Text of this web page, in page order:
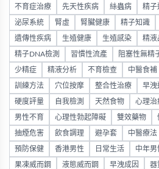
不育症治療 先天性疾病 絲蟲病 精子
泌尿系統 腎虛 腎臟健康 精子知識
遺傳性疾病 生殖健康 生殖感染 精液
精子DNA檢測 習慣性流產 阻塞性無精
少精症 精液分析 不育檢查 中醫食補
訓練方法 穴位按摩 整合性治療 早洩
硬度評量 自我檢測 天然食物 心理治
男性不育 心理性勃起障礙 雙效藥物
抽煙危害 飲食調理 避孕套 中醫療法
預防保健 香港男性 日常生活 中年男
果凍威而鋼 液態威而鋼 早洩成因 器